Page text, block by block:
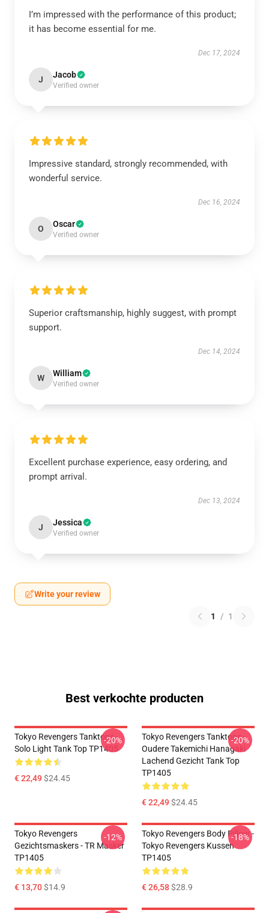
I’m impressed with the performance of this product;
it has become essential for me.
Dec 17, 2024
J Jacob
Verified owner
Impressive standard, strongly recommended, with
wonderful service.
Dec 16, 2024
O Oscar
Verified owner
Superior craftsmanship, highly suggest, with prompt
support.
Dec 14, 2024
W William
Verified owner
Excellent purchase experience, easy ordering, and
prompt arrival.
Dec 13, 2024
J Jessica
Verified owner
Write your review
1 / 1
Best verkochte producten
Tokyo Revengers Tanktops -
Solo Light Tank Top TP1405
€ 22,49$24.45
-20%
Tokyo Revengers Tanktops -
Oudere Takemichi Hanagaki
Lachend Gezicht Tank Top
TP1405
€ 22,49$24.45
-20%
Tokyo Revengers
Gezichtsmaskers - TR Masker
TP1405
€ 13,70$14.9
-12%
Tokyo Revengers Body Pillow -
Tokyo Revengers Kussen
TP1405
€ 26,58$28.9
-18%